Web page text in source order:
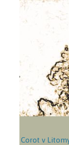
Corot v